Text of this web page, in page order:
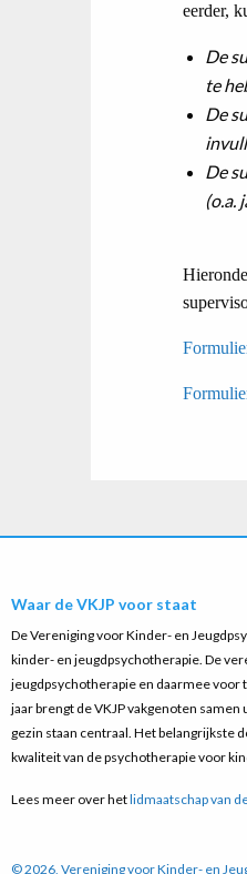
eerder,
De
te
De
De
(o.a.
Waar de VKJP voor staat
De Vereniging voor Kinder- en
kinder- en jeugdpsychotherapie. De
jeugdpsychotherapie en daarmee voor
jaar brengt de VKJP vakgenoten
gezin staan centraal. Het belangrijkste
kwaliteit van de psychotherapie voor
Lees meer over hetlidmaatschap van
© 2026, Vereniging voor Kinder- en